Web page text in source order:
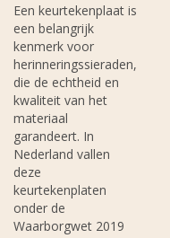
Een keurtekenplaat is
een belangrijk
kenmerk voor
herinneringssieraden,
die de echtheid en
kwaliteit van het
materiaal
garandeert. In
Nederland vallen
deze
keurtekenplaten
onder de
Waarborgwet 2019